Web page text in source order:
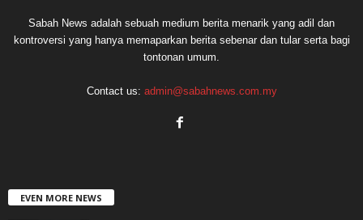
Sabah News adalah sebuah medium berita menarik yang adil dan
kontroversi yang hanya memaparkan berita sebenar dan tular serta bagi
tontonan umum.
Contact us: admin@sabahnews.com.my
EVEN MORE NEWS